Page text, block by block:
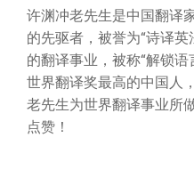
许渊冲老先生是中国翻译
的先驱者，被誉为“诗译
的翻译事业，被称“解锁
世界翻译奖最高的中国人
老先生为世界翻译事业所
点赞！